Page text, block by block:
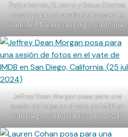
Željko Ivanek, Eli Jorne y Gaius Charles
posan para una sesión de fotos en el
yate de IMDB en San Diego, California.
Jeffrey Dean Morgan posa para una
sesión de fotos en el yate de IMDB en
San Diego, California. (25 julio 2024)